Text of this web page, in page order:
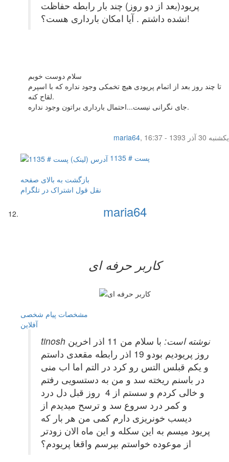
پریود(بعد از دو روز) چند بار رابطه حفاظت
نشده داشتم . آیا امکان بارداری هست؟!
سلام دوست خوبم
تا چند روز بعد از اتمام پریودی هیچ تخمکی وجود نداره که با اسپرم
لقاح کنه.
جای نگرانی نیست...احتمال بارداری براتون وجود نداره.
maria64,
یکشنبه 30 آذر 1393 - 16:37
پست # 1135
بازگشت به بالای صفحه
نقل قول اشتراک در تلگرام
maria64
کاربر حرفه ای
مشخصات پیام شخصی
آفلاين
tinosh نوشته است:
با سلام من 11 اذر اخرین
روز پریودیم بودو 19 اذر رابطه مقعدی داستم
و یکم قبلس التس رو کرد در التم اما اب منی
در باسنم ریخته سد و من به دستسویی رفتم
و خالی کردم و سستم از 4 روز قبل دل درد
و کمر درد سروع سد و ترسح میدیدم از
دیسب خونریزی دارم کمی من هر بار که
پریود میسم به این سکله و این ماه الان زودتر
از موعوده خواستم بپرسم واقغا پریودم؟